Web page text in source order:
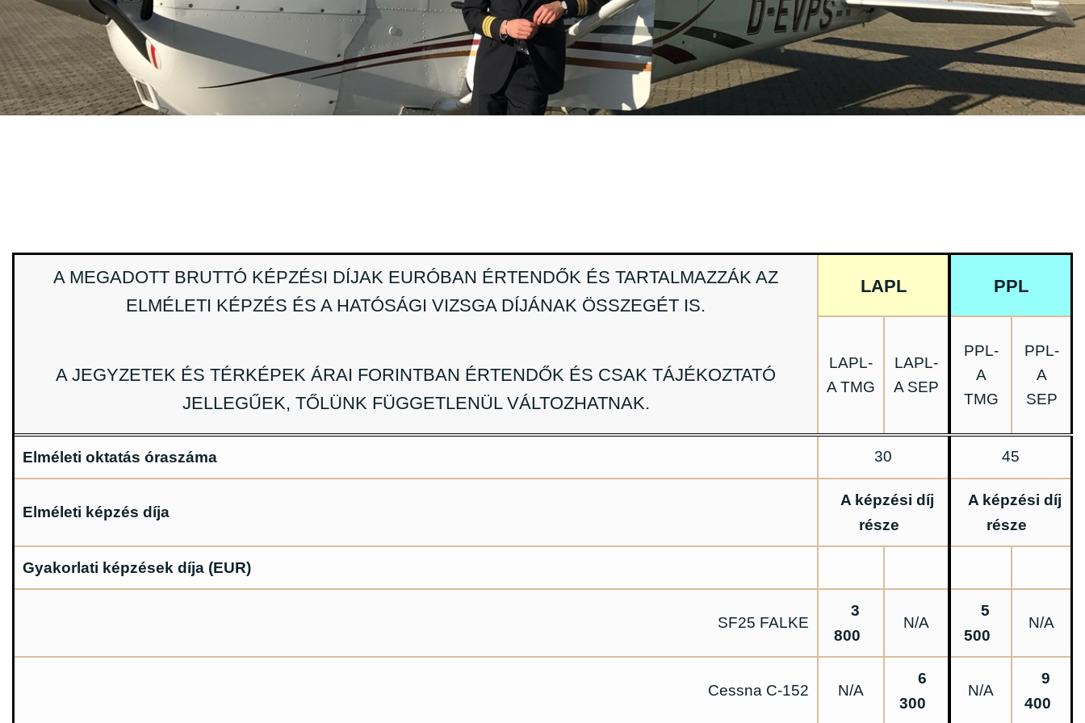
A MEGADOTT BRUTTÓ KÉPZÉSI DÍJAK EURÓBAN ÉRTENDŐK ÉS TARTALMAZZÁK AZ
ELMÉLETI KÉPZÉS ÉS A HATÓSÁGI VIZSGA DÍJÁNAK ÖSSZEGÉT IS.
A JEGYZETEK ÉS TÉRKÉPEK ÁRAI FORINTBAN ÉRTENDŐK ÉS CSAK TÁJÉKOZTATÓ
JELLEGŰEK, TŐLÜNK FÜGGETLENÜL VÁLTOZHATNAK.
LAPL PPL
LAPL-
A TMG
LAPL-
A SEP
PPL-
A
TMG
PPL-
A
SEP
Elméleti oktatás óraszáma 30 45
Elméleti képzés díja
A képzési díj
része
A képzési díj
része
Gyakorlati képzések díja (EUR)
SF25 FALKE
3
800
N/A
5
500
N/A
Cessna C-152 N/A
6
300
N/A
9
400